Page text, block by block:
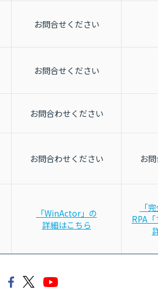
お問合せください
お問合せください
お問合わせください
お問合わせください お
「WinActor」の
詳細はこちら
「
RPA